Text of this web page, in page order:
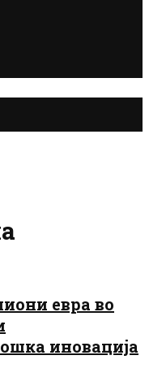
евра во
иновација